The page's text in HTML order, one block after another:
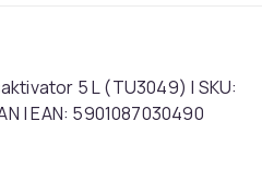
5 L (TU3049) | SKU:
| EAN: 5901087030490